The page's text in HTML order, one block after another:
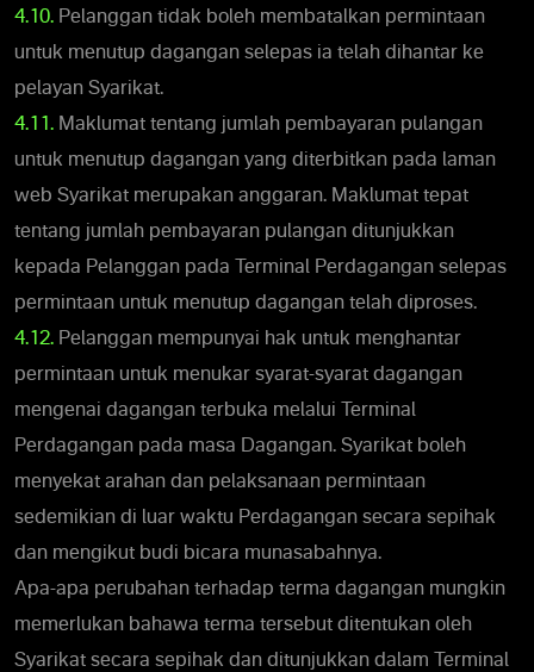
4.10. Pelanggan tidak boleh membatalkan permintaan
untuk menutup dagangan selepas ia telah dihantar ke
pelayan Syarikat.
4.11. Maklumat tentang jumlah pembayaran pulangan
untuk menutup dagangan yang diterbitkan pada laman
web Syarikat merupakan anggaran. Maklumat tepat
tentang jumlah pembayaran pulangan ditunjukkan
kepada Pelanggan pada Terminal Perdagangan selepas
permintaan untuk menutup dagangan telah diproses.
4.12. Pelanggan mempunyai hak untuk menghantar
permintaan untuk menukar syarat-syarat dagangan
mengenai dagangan terbuka melalui Terminal
Perdagangan pada masa Dagangan. Syarikat boleh
menyekat arahan dan pelaksanaan permintaan
sedemikian di luar waktu Perdagangan secara sepihak
dan mengikut budi bicara munasabahnya.
Apa-apa perubahan terhadap terma dagangan mungkin
memerlukan bahawa terma tersebut ditentukan oleh
Syarikat secara sepihak dan ditunjukkan dalam Terminal